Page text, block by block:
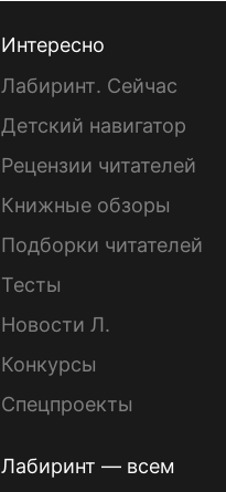
Интересно
Лабиринт. Сейчас
Детский навигатор
Рецензии читателей
Книжные обзоры
Подборки читателей
Тесты
Новости Л.
Конкурсы
Спецпроекты
Лабиринт — всем